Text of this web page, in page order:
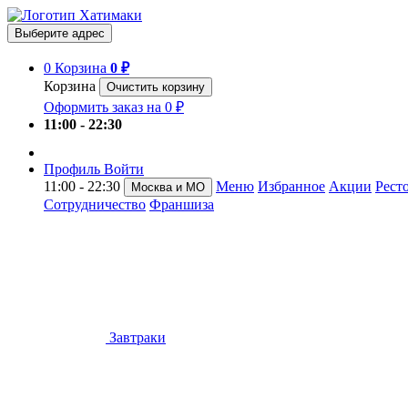
Выберите адрес
0 Корзина 0 ₽
Корзина
Очистить корзину
Оформить заказ на 0 ₽
11:00 - 22:30
Профиль Войти
11:00 - 22:30
Москва и МО Меню Избранное Акции
Сотрудничество Франшиза
Завтраки